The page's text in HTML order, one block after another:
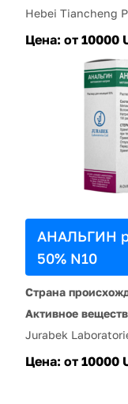
Hebei Tiancheng
Цена: от 10000
АНАЛЬГИН
50% N10
Страна
Активное
Jurabek
Цена: от 10000